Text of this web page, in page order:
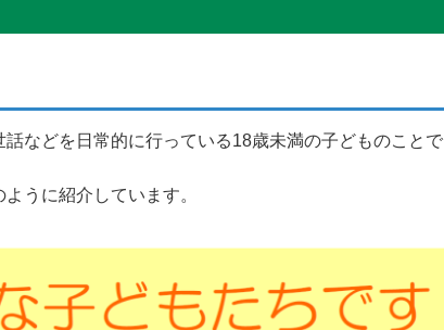
などを日常的に行っている18歳未満の子どものことで
うに紹介しています。